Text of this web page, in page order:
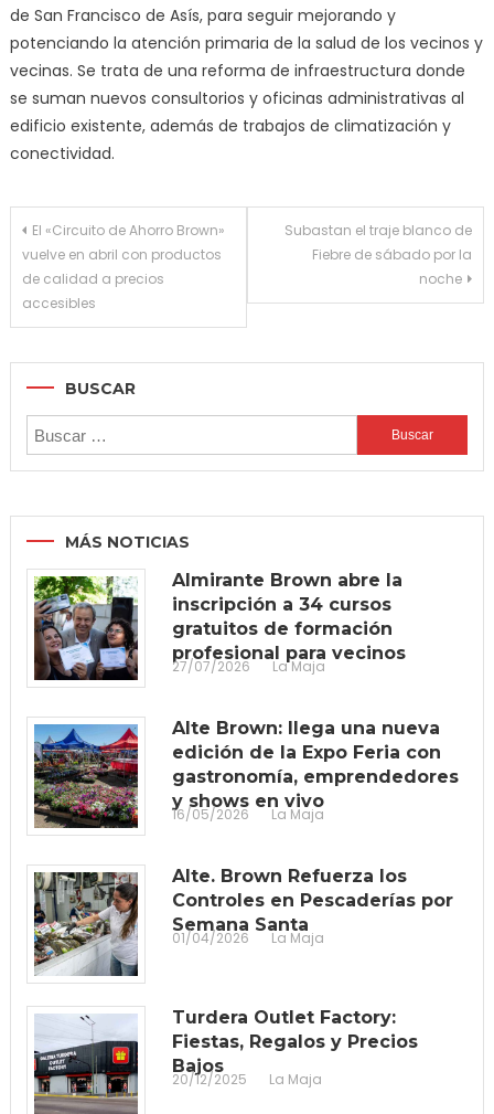
de San Francisco de Asís, para seguir mejorando y
potenciando la atención primaria de la salud de los vecinos y
vecinas. Se trata de una reforma de infraestructura donde
se suman nuevos consultorios y oficinas administrativas al
edificio existente, además de trabajos de climatización y
conectividad.
Navegación
de
entradas
El «Circuito de Ahorro Brown»
vuelve en abril con productos
de calidad a precios
accesibles
Subastan el traje blanco de
Fiebre de sábado por la
noche
BUSCAR
Buscar:
MÁS NOTICIAS
Almirante Brown abre la
inscripción a 34 cursos
gratuitos de formación
profesional para vecinos
27/07/2026 La Maja
Alte Brown: llega una nueva
edición de la Expo Feria con
gastronomía, emprendedores
y shows en vivo
16/05/2026 La Maja
Alte. Brown Refuerza los
Controles en Pescaderías por
Semana Santa
01/04/2026 La Maja
Turdera Outlet Factory:
Fiestas, Regalos y Precios
Bajos
20/12/2025 La Maja